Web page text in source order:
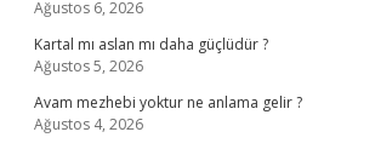
Ağustos 6, 2026
Kartal mı aslan mı daha güçlüdür ?
Ağustos 5, 2026
Avam mezhebi yoktur ne anlama gelir ?
Ağustos 4, 2026